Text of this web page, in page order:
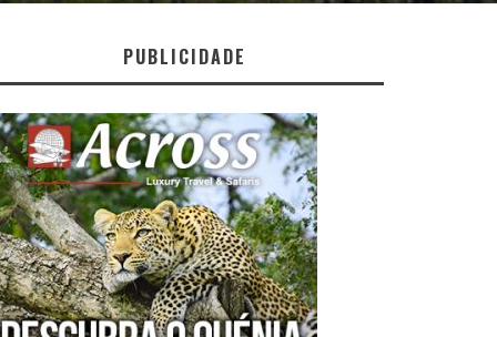
PUBLICIDADE